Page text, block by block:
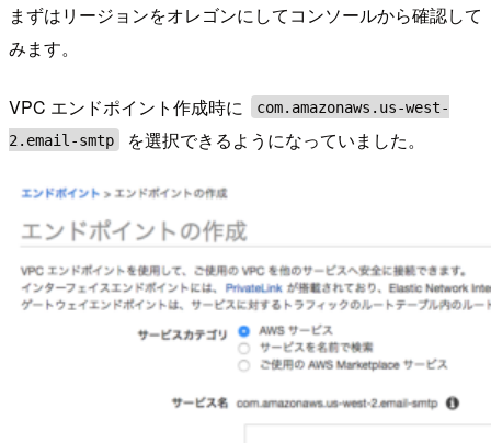
まずはリージョンをオレゴンにしてコンソールから確認して
みます。
VPC エンドポイント作成時に
com.amazonaws.us-west-
2.email-smtp
を選択できるようになっていました。